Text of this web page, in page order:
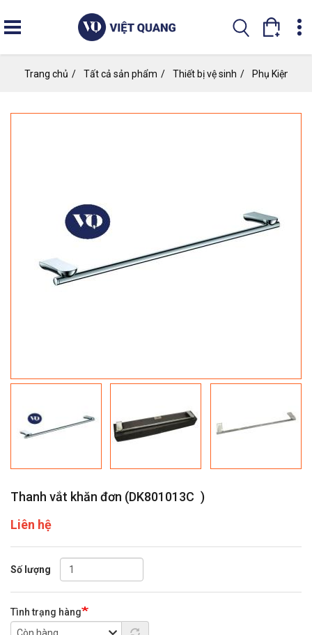
nội
Trang chủ Tất cả sản phẩm Thiết bị vệ sinh Phụ Kiện
Thanh vắt khăn đơn (DK801013C )
Liên hệ
Số lượng
Tình trạng hàng